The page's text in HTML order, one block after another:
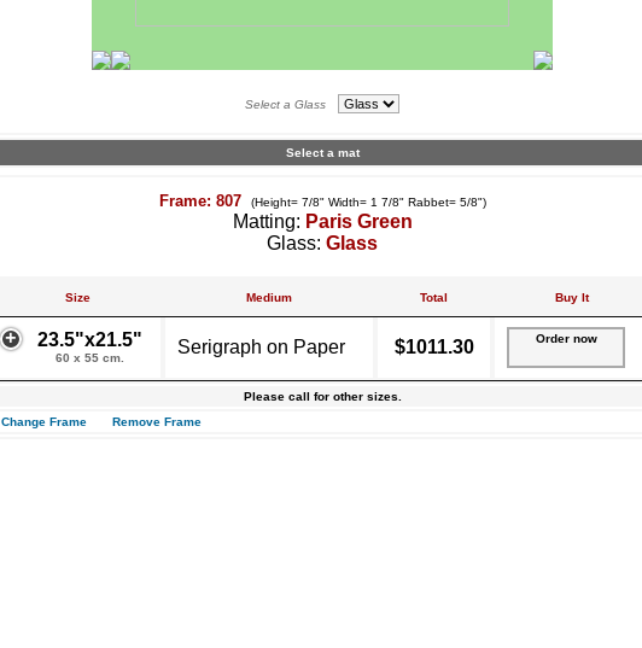
Select a Glass
Select a mat
Frame: 807 (Height= 7/8" Width= 1 7/8" Rabbet= 5/8")
Matting: Paris Green
Glass: Glass
Size Medium Total Buy It
23.5"x21.5"
60 x 55 cm.
Serigraph on Paper $1011.30 Order now
Please call for other sizes.
Change Frame
Remove Frame